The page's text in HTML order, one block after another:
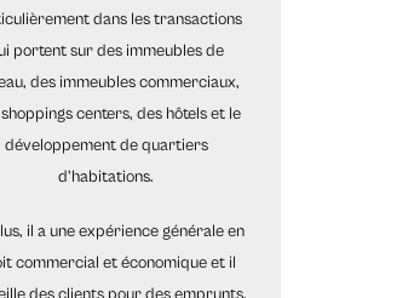
dans les transactions
portent sur des immeubles de
des immeubles commerciaux,
centers, des hôtels et le
développement de quartiers
d’habitations.
il a une expérience générale en
commercial et économique et il